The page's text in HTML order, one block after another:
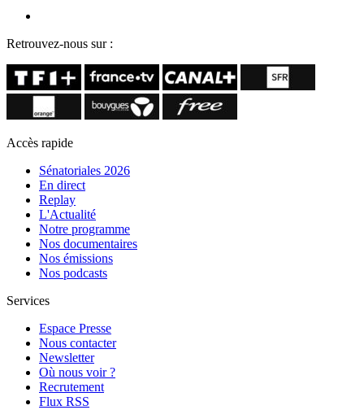
Retrouvez-nous sur :
Accès rapide
Sénatoriales 2026
En direct
Replay
L'Actualité
Notre programme
Nos documentaires
Nos émissions
Nos podcasts
Services
Espace Presse
Nous contacter
Newsletter
Où nous voir ?
Recrutement
Flux RSS